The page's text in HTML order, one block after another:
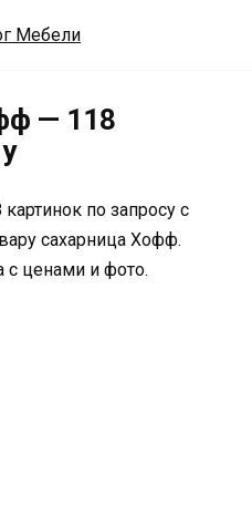
— 118
по запросу с
сахарница Хофф.
с ценами и фото.